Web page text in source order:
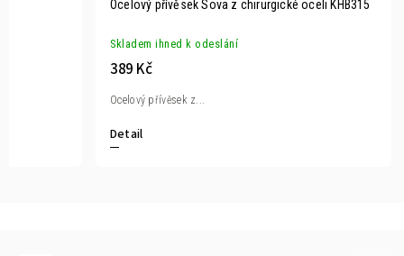
Ocelový přívěsek Sova z chirurgické oceli KHB315
Skladem ihned k odeslání
389 Kč
Detail
Ocelový přívěsek z...